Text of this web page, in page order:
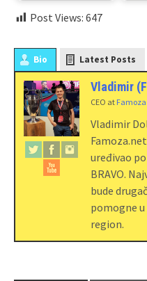
Post Views: 647
Bio Latest Posts
Vladimir
CEO at Famoza
Vladimir
uređivao
BRAVO.
bude
pomogne
region.